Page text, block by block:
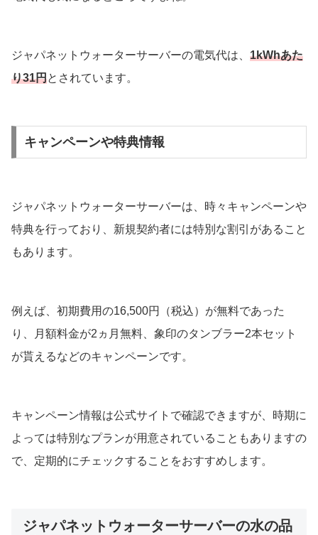
ジャパネットウォーターサーバーの電気代は、 1kWhあた
り31円とされています。
キャンペーンや特典情報
ジャパネットウォーターサーバーは、時々キャンペーンや
特典を行っており、新規契約者には特別な割引があること
もあります。
例えば、初期費用の16,500円（税込）が無料であった
り、月額料金が2ヵ月無料、象印のタンブラー2本セット
が貰えるなどのキャンペーンです。
キャンペーン情報は公式サイトで確認できますが、時期に
よっては特別なプランが用意されていることもありますの
で、定期的にチェックすることをおすすめします。
ジャパネットウォーターサーバーの水の品